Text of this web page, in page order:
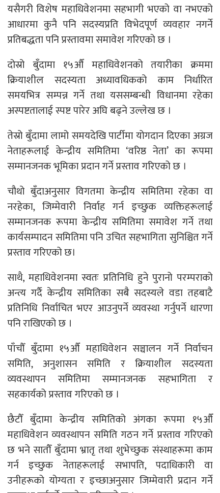
यसैगरी विशेष महाधिवेशनमा सहभागी भएको वा नभएको
आधारमा कुनै पनि सदस्यप्रति विभेदपूर्ण व्यवहार नगर्ने
प्रतिबद्धता पनि प्रस्तावमा समावेश गरिएको छ ।
दोस्रो बुँदामा १५औँ महाधिवेशनको तयारीका क्रममा
क्रियाशील सदस्यता अध्यावधिकको काम निर्धारित
समयभित्र सम्पन्न गर्ने तथा यससम्बन्धी विधानमा रहेका
अस्पष्टतालाई स्पष्ट पारेर अघि बढ्ने उल्लेख छ ।
तेस्रो बुँदामा लामो समयदेखि पार्टीमा योगदान दिएका अग्रज
नेताहरूलाई केन्द्रीय समितिमा ‘वरिष्ठ नेता’ का रूपमा
सम्मानजनक भूमिका प्रदान गर्ने प्रस्ताव गरिएको छ ।
चौथो बुँदाअनुसार विगतमा केन्द्रीय समितिमा रहेका वा
नरहेका, जिम्मेवारी निर्वाह गर्न इच्छुक व्यक्तिहरूलाई
सम्मानजनक रूपमा केन्द्रीय समितिमा समावेश गर्ने तथा
कार्यसम्पादन समितिमा पनि उचित सहभागिता सुनिश्चित गर्ने
प्रस्ताव गरिएको छ।
साथै, महाधिवेशनमा स्वतः प्रतिनिधि हुने पुरानो परम्पराको
अन्त्य गर्दै केन्द्रीय समितिका सबै सदस्यले वडा तहबाटै
प्रतिनिधि निर्वाचित भएर आउनुपर्ने व्यवस्था गर्नुपर्ने धारणा
पनि राखिएको छ ।
पाँचौँ बुँदामा १५औँ महाधिवेशन सञ्चालन गर्ने निर्वाचन
समिति, अनुशासन समिति र क्रियाशील सदस्यता
व्यवस्थापन समितिमा सम्मानजनक सहभागिता र
सहकार्यको प्रस्ताव गरिएको छ ।
छैटौँ बुँदामा केन्द्रीय समितिको अंगका रूपमा १५औँ
महाधिवेशन व्यवस्थापन समिति गठन गर्ने प्रस्ताव गरिएको
छ भने सातौँ बुँदामा भ्रातृ तथा शुभेच्छुक संस्थाहरूमा काम
गर्न इच्छुक नेताहरूलाई सभापति, पदाधिकारी वा
उनीहरूको योग्यता र इच्छाअनुसार जिम्मेवारी प्रदान गर्ने